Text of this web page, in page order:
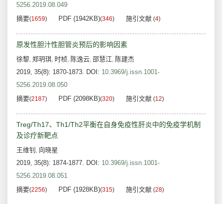
5256.2019.08.049
摘要(1659) PDF (1942KB)(346) 施引文献 (4)
原发性胆汁性胆管炎预后的影响因素
徐黎, 郑玥琪, 时桢, 陈逸云, 邵慧江, 陈建杰
2019, 35(8): 1870-1873. DOI: 10.3969/j.issn.1001-
5256.2019.08.050
摘要(2187) PDF (2098KB)(320) 施引文献 (12)
Treg/Th17、Th1/Th2平衡在自身免疫性肝炎中的免疫学机制
及诊疗新靶点
王维钊 , 向晓星
2019, 35(8): 1874-1877. DOI: 10.3969/j.issn.1001-
5256.2019.08.051
摘要(2256) PDF (1928KB)(315) 施引文献 (28)